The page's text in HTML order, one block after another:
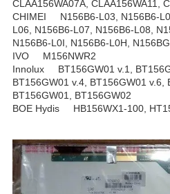
CLAA156WA07A, CLAA156WA11,
CHIMEI N156B6-L03, N156B6-
L06, N156B6-L07, N156B6-L08,
N156B6-L0I, N156B6-L0H,
IVO M156NWR2
Innolux BT156GW01 v.1,
BT156GW01 v.4, BT156GW01 v.6,
BT156GW01, BT156GW02
BOE Hydis HB156WX1-100,